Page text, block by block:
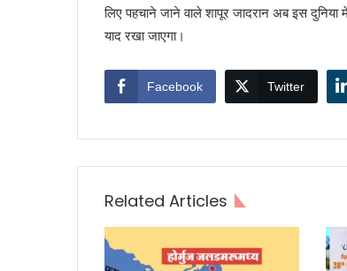
लिए पहचाने जाने वाले शापूर जादरान अब इस
याद रखा जाएगा।
Facebook Twitter
Related Articles